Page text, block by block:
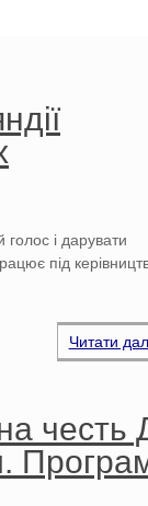
і дарувати
під
Читати
честь